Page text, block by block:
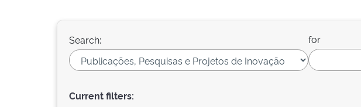
Search: for
Current filters: